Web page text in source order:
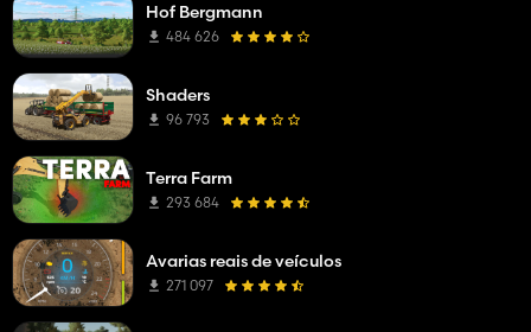
Hof Bergmann
484 626
Shaders
96 793
Terra Farm
293 684
Avarias reais de veículos
271 097